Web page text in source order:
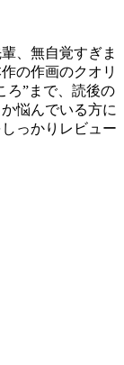
、無自覚すぎま
の作画のクオリ
ろ”まで、読後の
悩んでいる方に
っかりレビュー